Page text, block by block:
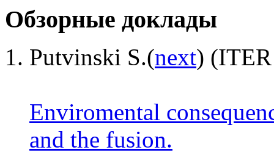
Обзорные доклады
Putvinski S.(next)
Enviromental
and the fusion.